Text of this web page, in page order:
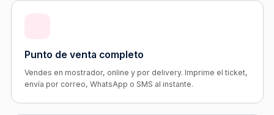
Punto de venta completo
Vendes en mostrador, online y por delivery. Imprime el ticket,
envía por correo, WhatsApp o SMS al instante.